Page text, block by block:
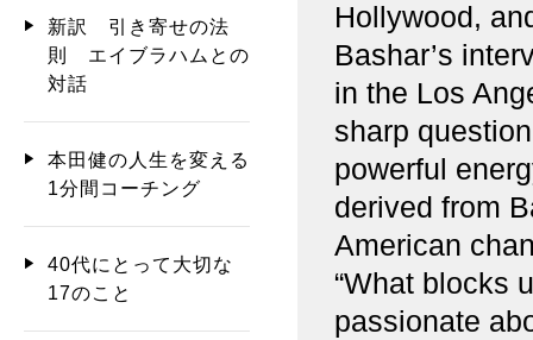
Hollywood,
Bashar’s
in the Los
sharp
powerful
derived from
American
“What blocks
passionate
新訳 引き寄せの法
則 エイブラハムとの
対話
本田健の人生を変える
1分間コーチング
40代にとって大切な
17のこと